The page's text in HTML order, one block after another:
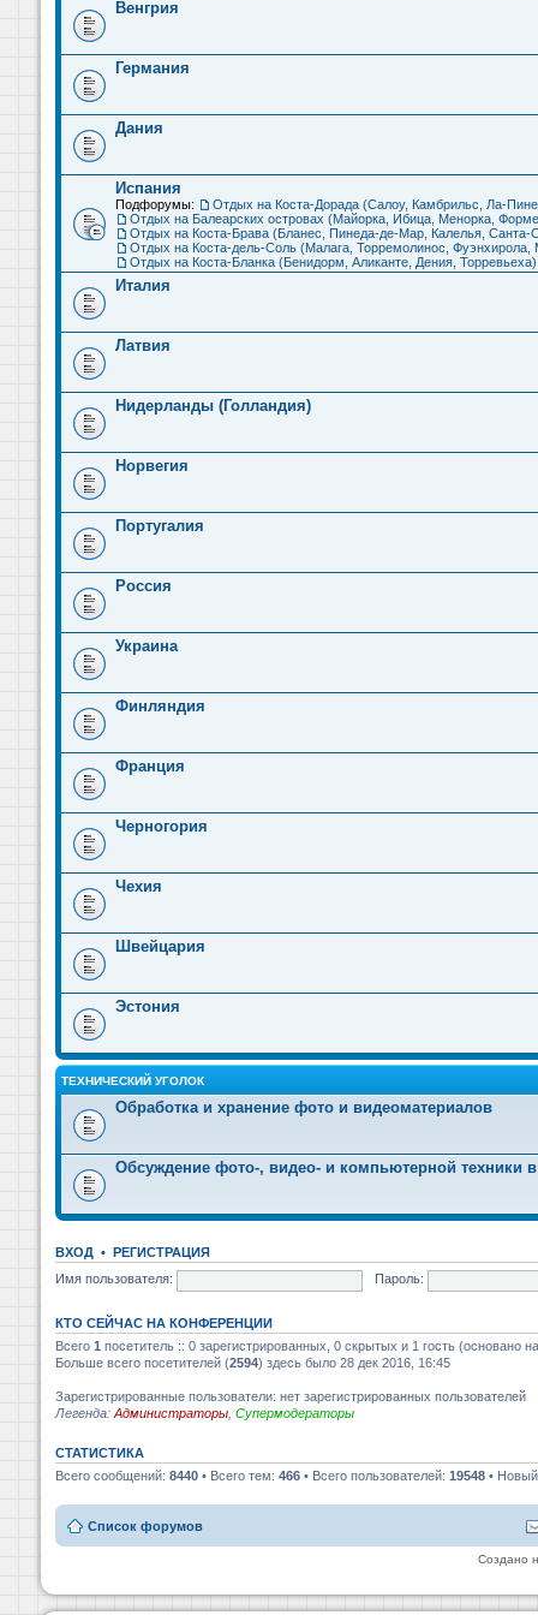
Венгрия
Германия
Дания
Испания
Подфорумы: Отдых на Коста-Дорада (Салоу, Камбрильс, Ла-
Отдых на Балеарских островах (Майорка, Ибица, Менорка,
Отдых на Коста-Брава (Бланес, Пинеда-де-Мар, Калелья, Санта-
Отдых на Коста-дель-Соль (Малага, Торремолинос, Фуэнхирола,
Отдых на Коста-Бланка (Бенидорм, Аликанте, Дения, Торревьеха)
Италия
Латвия
Нидерланды (Голландия)
Норвегия
Португалия
Россия
Украина
Финляндия
Франция
Черногория
Чехия
Швейцария
Эстония
ТЕХНИЧЕСКИЙ УГОЛОК
Обработка и хранение фото и видеоматериалов
Обсуждение фото-, видео- и компьютерной техники в
ВХОД • РЕГИСТРАЦИЯ
Имя пользователя:
Пароль:
КТО СЕЙЧАС НА КОНФЕРЕНЦИИ
Всего 1 посетитель :: 0 зарегистрированных, 0 скрытых и 1 гость (основано
Больше всего посетителей (2594) здесь было 28 дек 2016, 16:45
Зарегистрированные пользователи: нет зарегистрированных пользователей
Легенда: Администраторы Супермодераторы
СТАТИСТИКА
Всего сообщений: 8440 • Всего тем: 466 • Всего пользователей: 19548 •
Список форумов
Создано